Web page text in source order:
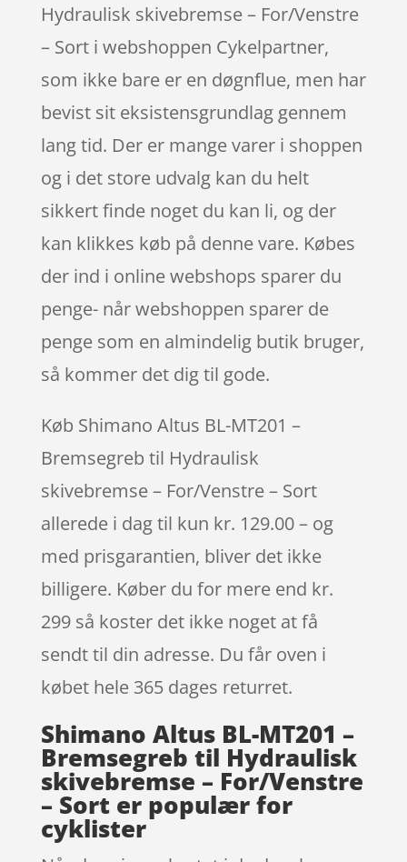
Hydraulisk skivebremse – For/Venstre
– Sort i webshoppen Cykelpartner,
som ikke bare er en døgnflue, men har
bevist sit eksistensgrundlag gennem
lang tid. Der er mange varer i shoppen
og i det store udvalg kan du helt
sikkert finde noget du kan li, og der
kan klikkes køb på denne vare. Købes
der ind i online webshops sparer du
penge- når webshoppen sparer de
penge som en almindelig butik bruger,
så kommer det dig til gode.
Køb Shimano Altus BL-MT201 –
Bremsegreb til Hydraulisk
skivebremse – For/Venstre – Sort
allerede i dag til kun kr. 129.00 – og
med prisgarantien, bliver det ikke
billigere. Køber du for mere end kr.
299 så koster det ikke noget at få
sendt til din adresse. Du får oven i
købet hele 365 dages returret.
Shimano Altus BL-MT201 –
Bremsegreb til Hydraulisk
skivebremse – For/Venstre
– Sort er populær for
cyklister